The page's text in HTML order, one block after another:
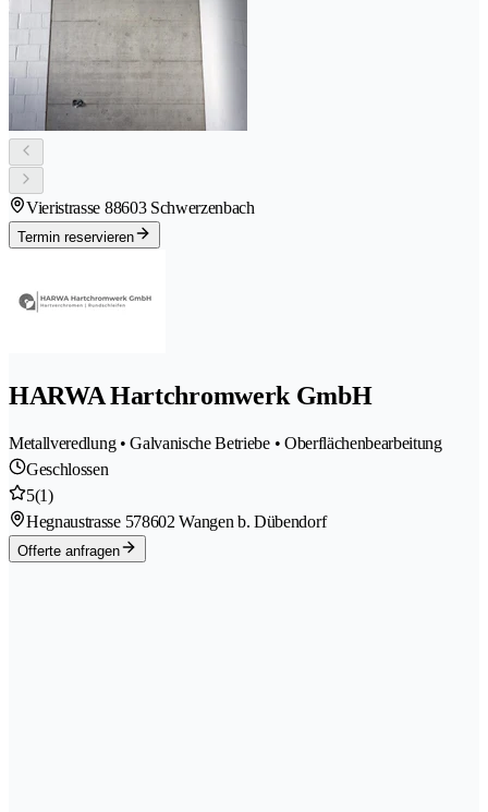
Vieristrasse 88603 Schwerzenbach
Termin reservieren
HARWA Hartchromwerk GmbH
Metallveredlung • Galvanische Betriebe • Oberflächenbearbeitung
Geschlossen
5(1)
Hegnaustrasse 578602 Wangen b. Dübendorf
Offerte anfragen